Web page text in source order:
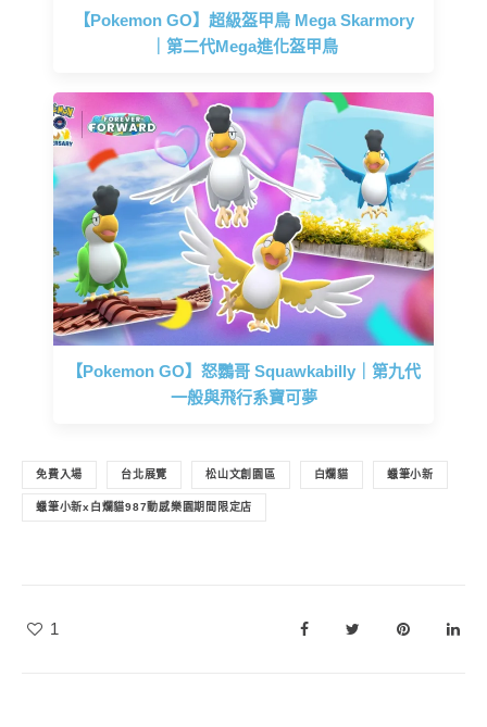
【Pokemon GO】超級盔甲鳥 Mega Skarmory
｜第二代Mega進化盔甲鳥
【Pokemon GO】怒鸚哥 Squawkabilly｜第九代
一般與飛行系寶可夢
免費入場 台北展覽 松山文創園區 白爛貓 蠟筆小新
蠟筆小新x白爛貓987動感樂園期間限定店
1